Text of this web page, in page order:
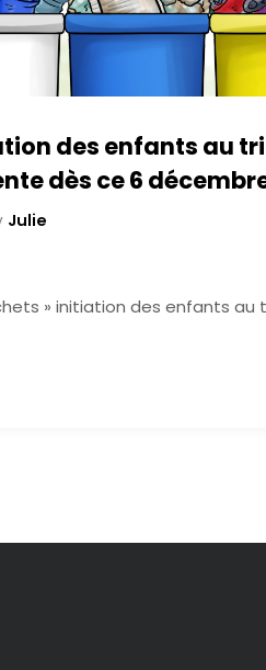
des enfants au
dès ce 6
Julie
» initiation des enfants au